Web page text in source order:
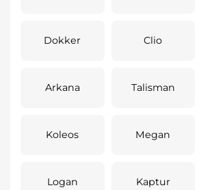
Dokker Clio
Arkana Talisman
Koleos Megan
Logan Kaptur